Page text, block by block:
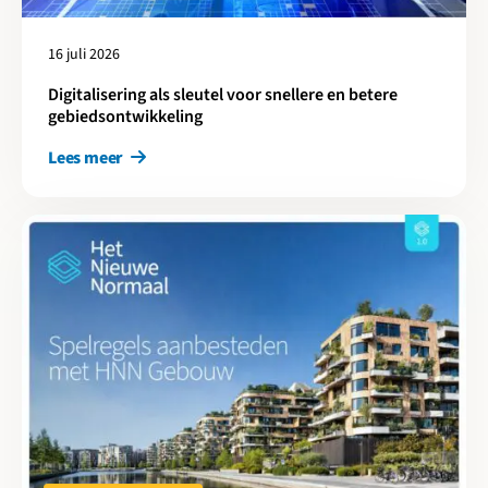
16 juli 2026
Digitalisering als sleutel voor snellere en betere
gebiedsontwikkeling
Lees meer
Lees meer over Aanbesteden met HNN: Jarenlange ervaringen